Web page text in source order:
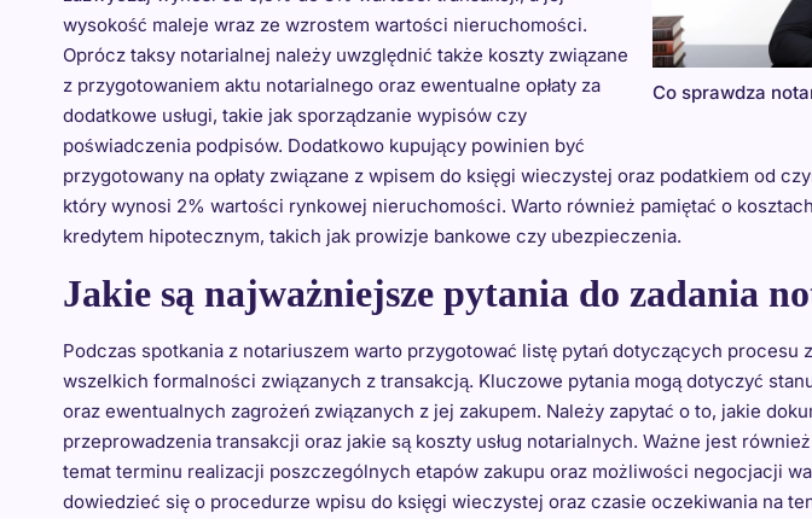
Co sprawdza
wysokość maleje wraz ze wzrostem wartości nieruchomości.
Oprócz taksy notarialnej należy uwzględnić także koszty związane
z przygotowaniem aktu notarialnego oraz ewentualne opłaty za
dodatkowe usługi, takie jak sporządzanie wypisów czy
poświadczenia podpisów. Dodatkowo kupujący powinien być
przygotowany na opłaty związane z wpisem do księgi wieczystej oraz podatkiem od
który wynosi 2% wartości rynkowej nieruchomości. Warto również pamiętać o
kredytem hipotecznym, takich jak prowizje bankowe czy ubezpieczenia.
Jakie są najważniejsze pytania do zadania
Podczas spotkania z notariuszem warto przygotować listę pytań dotyczących procesu
wszelkich formalności związanych z transakcją. Kluczowe pytania mogą dotyczyć
oraz ewentualnych zagrożeń związanych z jej zakupem. Należy zapytać o to, jakie
przeprowadzenia transakcji oraz jakie są koszty usług notarialnych. Ważne jest
temat terminu realizacji poszczególnych etapów zakupu oraz możliwości negocjacji
dowiedzieć się o procedurze wpisu do księgi wieczystej oraz czasie oczekiwania na